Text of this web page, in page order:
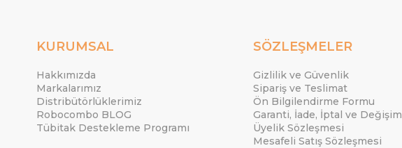
KURUMSAL
Hakkımızda
Markalarımız
Distribütörlüklerimiz
Robocombo BLOG
Tübitak Destekleme Programı
SÖZLEŞMELER
Gizlilik ve Güvenlik
Sipariş ve Teslimat
Ön Bilgilendirme Formu
Garanti, İade, İptal ve Değişim
Üyelik Sözleşmesi
Mesafeli Satış Sözleşmesi